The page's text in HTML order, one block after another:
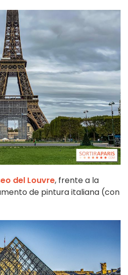
del Louvre, frente a la
de pintura italiana (con